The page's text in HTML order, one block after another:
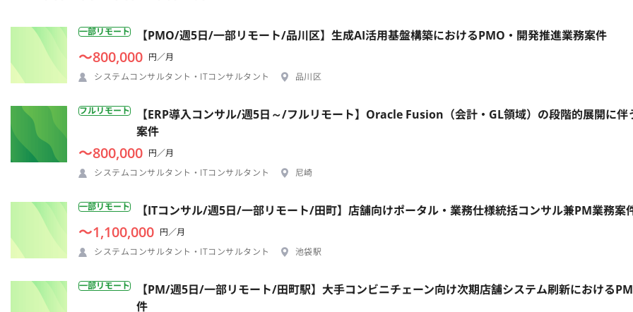
一部リモート 【PMO/週5日/一部リモート/品川区】生成AI活用基盤構築におけるPMO・開発推進業務案件
〜800,000 円／月
システムコンサルタント・ITコンサルタント
品川区
フルリモート
【ERP導入コンサル/週5日～/フルリモート】Oracle Fusion（会計・GL領域）の段階的展開に伴
案件
〜800,000 円／月
システムコンサルタント・ITコンサルタント
尼崎
一部リモート 【ITコンサル/週5日/一部リモート/田町】店舗向けポータル・業務仕様統括コンサル兼PM業務案
〜1,100,000 円／月
システムコンサルタント・ITコンサルタント
池袋駅
一部リモート
【PM/週5日/一部リモート/田町駅】大手コンビニチェーン向け次期店舗システム刷新における
件